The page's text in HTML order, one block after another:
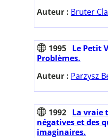
Auteur : Bruter
1995 Le Petit
Problèmes.
Auteur : Parzysz
1992 La vraie
négatives et des
imaginaires.